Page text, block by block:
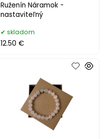
Ruženín Náramok -
nastaviteľný
skladom
12.50 €